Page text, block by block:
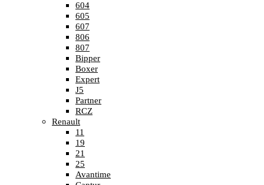
604
605
607
806
807
Bipper
Boxer
Expert
J5
Partner
RCZ
Renault
11
19
21
25
Avantime